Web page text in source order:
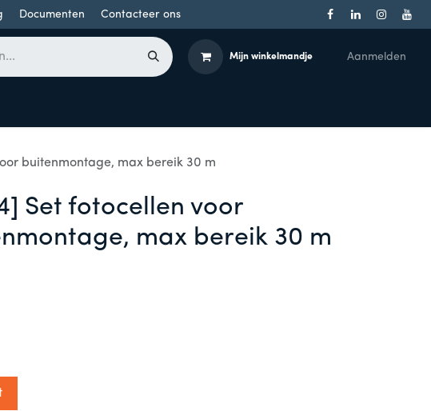
Documenten Contacteer ons
Mijn winkelmandje Aanmelden
buitenmontage, max bereik 30 m
Set fotocellen voor
max bereik 30 m